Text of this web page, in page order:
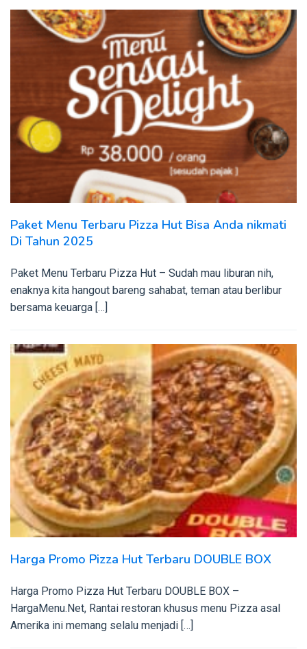
Paket Menu Terbaru Pizza Hut Bisa Anda nikmati
Di Tahun 2025
Paket Menu Terbaru Pizza Hut – Sudah mau liburan nih,
enaknya kita hangout bareng sahabat, teman atau berlibur
bersama keuarga […]
Harga Promo Pizza Hut Terbaru DOUBLE BOX
Harga Promo Pizza Hut Terbaru DOUBLE BOX –
HargaMenu.Net, Rantai restoran khusus menu Pizza asal
Amerika ini memang selalu menjadi […]